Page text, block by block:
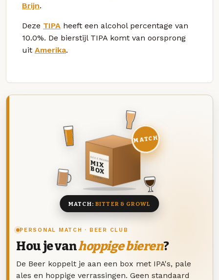
Brijn.
Deze TIPA heeft een alcohol percentage van
10.0%. De bierstijl TIPA komt van oorsprong
uit Amerika.
PERSONAL MATCH · BEER CLUB
Hou je vanhoppige bieren?
De Beer koppelt je aan een box met IPA's, pale
ales en hoppige verrassingen. Geen standaard
DEZE MAAND
MIX
BOX
8 BIEREN
MATCH
MATCH: BITTER & GROWL